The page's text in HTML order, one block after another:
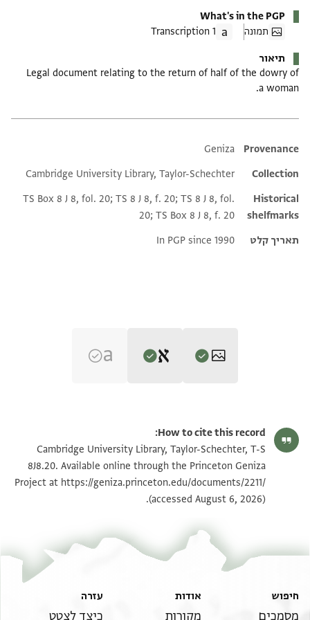
What's in the PGP
תמונה
1 Transcription
תיאור
Legal document relating to the return of half of the dowry of
a woman.
Additional metadata
Provenance
Geniza
Collection
Cambridge University Library, Taylor-Schechter
Historical
shelfmarks
TS Box 8 J 8, fol. 20; TS 8 J 8, f. 20; TS 8 J 8, fol.
20; TS Box 8 J 8, f. 20
תאריך קלט
In PGP since 1990
S. D. Goitein's unpublished edition (1950–85).
אן גמיע אלנדוניא אלדי תכניס הגברת סת אל אל
בת רבנו יהודה דודו שצ כלתא דא אן אנתקלת
בעד מ טויל אלי חיי העול הבא בלא ולד לא דכר
ולא אנתי יעוד נצף אלנדוניא שהוא כתוב
T-S 8J8.20 1v הגדל וסובב
תנאי היתר שימוש בתצלום
How to cite this record:
Cambridge University Library, Taylor-Schechter, T-S
8J8.20. Available online through the Princeton Geniza
Project athttps://geniza.princeton.edu/documents/2211/
(accessed August 6, 2026).
חיפוש
מסמכים
אודות
מקורות
עזרה
כיצד לצטט